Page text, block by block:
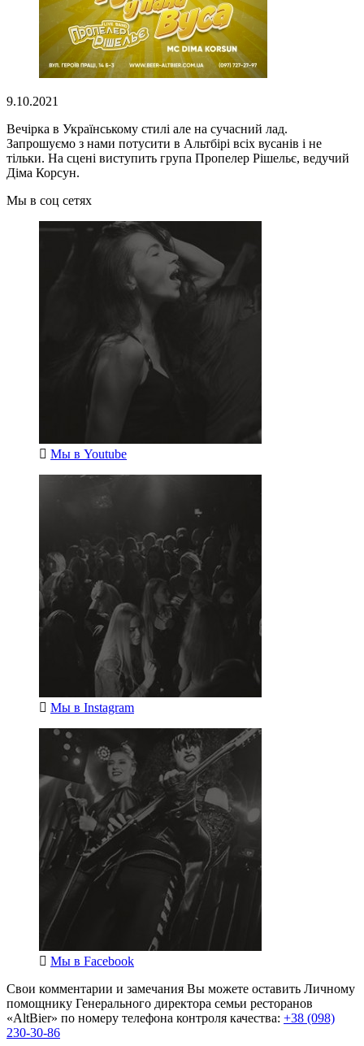
9.10.2021
Вечірка в Українському стилі але на сучасний лад.
Запрошуємо з нами потусити в Альтбірi всіх вусанів і не
тільки. На сцені виступить група Пропелер Рішельє, ведучий
Діма Корсун.
Мы в соц сетях
Мы в Youtube
Мы в Instagram
Мы в Facebook
Свои комментарии и замечания Вы можете оставить Личному
помощнику Генерального директора семьи ресторанов
«AltBier» по номеру телефона контроля качества: +38 (098)
230-30-86